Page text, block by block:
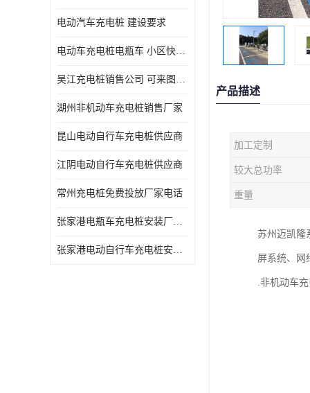
电动汽车充电桩 建设要求
电动车充电桩电瓶车 小区快速电动自行车充电站
吴江充电桩销售公司 可来图定制
湖州非机动车充电桩销售厂家
昆山电动自行车充电桩供应商
江阴电动自行车充电桩供应商
常州充电桩免费投放厂家电话
张家港电瓶车充电桩安装厂家电话
张家港电动自行车充电桩安装供货商
产品描述
加工定制
较大总功率
重量
苏州迈凯隆
屏系统、网
.非机动车